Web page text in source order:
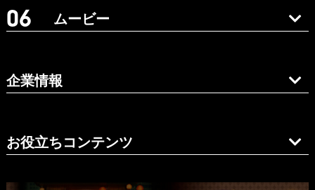
ムービー
企業情報
お役立ちコンテンツ